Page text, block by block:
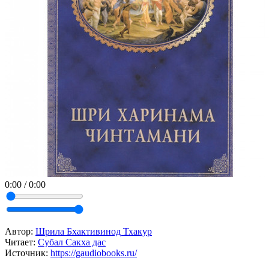
0:00 /0:00
Автор: Шрила Бхактивинод Тхакур
Читает: Субал Сакха дас
Источник: https://gaudiobooks.ru/